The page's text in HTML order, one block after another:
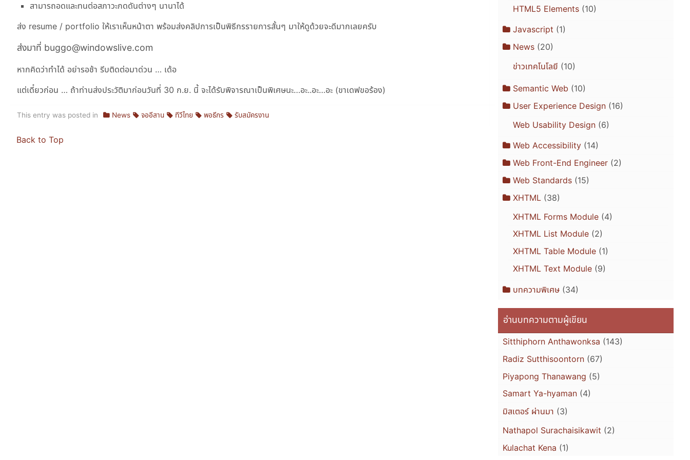
สามารถอดและทนต่อสภาวะกดดันต่างๆ นานาได้
ส่ง resume / portfolio ให้เราเห็นหน้าตา พร้อมส่งคลิปการเป็นพิธีกรรายการสั้นๆ มาให้ดูด้วยจะดีมากเลยครับ
ส่งมาที่ buggo@windowslive.com
หากคิดว่าทำได้ อย่ารอช้า รีบติดต่อมาด่วน … เด้อ
แต่เดี๋ยวก่อน … ถ้าท่านส่งประวัติมาก่อนวันที่ 30 ก.ย. นี้ จะได้รับพิจารณาเป็นพิเศษนะ…อะ..อะ…อะ (ขาเดฟขอร้อง)
This entry was posted in News จออีสาน ทีวีไทย พอธีกร รับสมัครงาน
Back to Top
HTML5 Elements(10)
Javascript (1)
News (20)
ข่าวเทคโนโลยี (10)
Semantic Web (10)
User Experience Design (16)
Web Usability Design(6)
Web Accessibility (14)
Web Front-End Engineer (2)
Web Standards (15)
XHTML (38)
XHTML Forms Module(4)
XHTML List Module(2)
XHTML Table Module(1)
XHTML Text Module(9)
บทความพิเศษ (34)
อ่านบทความตามผู้เขียน
Sitthiphorn Anthawonksa (143)
Radiz Sutthisoontorn (67)
Piyapong Thanawang (5)
Samart Ya-hyaman (4)
มิสเตอร์ ผ่านมา (3)
Nathapol Surachaisikawit (2)
Kulachat Kena (1)